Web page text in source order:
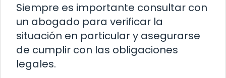
Siempre es importante consultar con
un abogado para verificar la
situación en particular y asegurarse
de cumplir con las obligaciones
legales.